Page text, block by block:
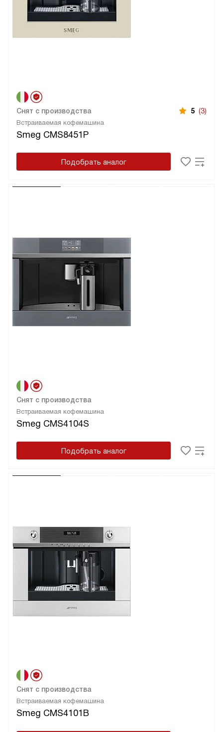
Встраиваемая кофемашина
Smeg CMS8451P
Снят с производства 5 (3)
Подобрать аналог
Встраиваемая кофемашина
Smeg CMS4104S
Снят с производства
Подобрать аналог
Встраиваемая кофемашина
Smeg CMS4101B
Снят с производства